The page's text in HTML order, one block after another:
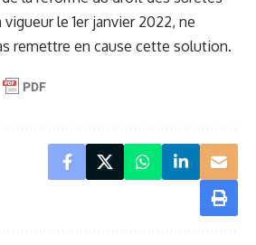
le 1er janvier 2022, ne
remettre en cause cette solution.